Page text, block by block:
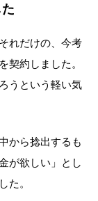
れだけの、今考
契約しました。
うという軽い気
から捻出するも
が欲しい」とし
た。